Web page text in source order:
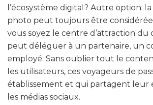
l’écosystème digital? Autre option:
photo peut toujours être considérée
vous soyez le centre d’attraction du
peut déléguer à un partenaire, un
employé. Sans oublier tout le
les utilisateurs, ces voyageurs de
établissement et qui partagent leur
les médias sociaux.